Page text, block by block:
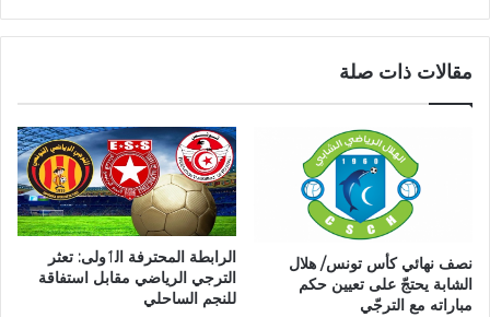
مقالات ذات صلة
نصف نهائي كأس تونس/ هلال
الشابة يحتجّ على تعيين حكم
مباراته مع الترجّي
الرابطة المحترفة الٲولى: تعثر
الترجي الرياضي مقابل استفاقة
للنجم الساحلي